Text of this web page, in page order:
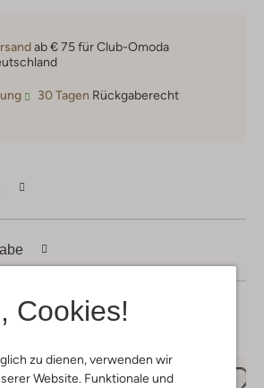
Cookies!
zu dienen, verwenden wir
Website. Funktionale und
ab € 75 für Club-Omoda
30 Tagen Rückgaberecht
deinenLook